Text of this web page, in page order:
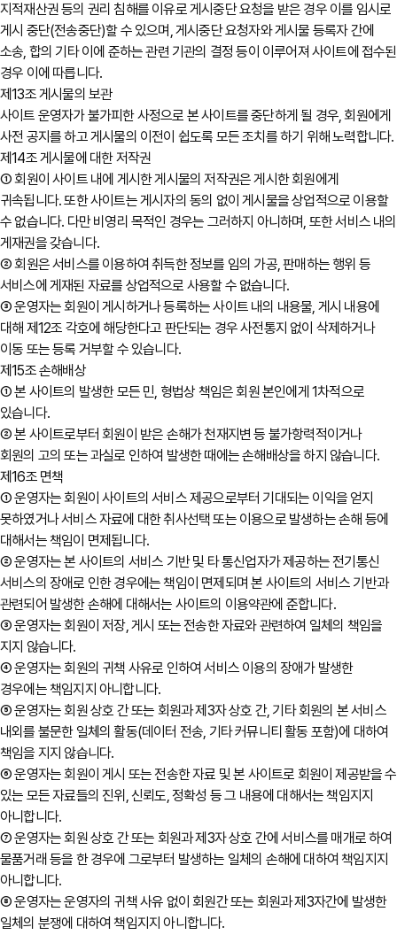
지적재산권 등의 권리 침해를 이유로 게시중단 요청을 받은 경우 이를 임시로
게시 중단(전송중단)할 수 있으며, 게시중단 요청자와 게시물 등록자 간에
소송, 합의 기타 이에 준하는 관련 기관의 결정 등이 이루어져 사이트에 접수된
경우 이에 따릅니다.
제13조 게시물의 보관
사이트 운영자가 불가피한 사정으로 본 사이트를 중단하게 될 경우, 회원에게
사전 공지를 하고 게시물의 이전이 쉽도록 모든 조치를 하기 위해 노력합니다.
제14조 게시물에 대한 저작권
① 회원이 사이트 내에 게시한 게시물의 저작권은 게시한 회원에게
귀속됩니다. 또한 사이트는 게시자의 동의 없이 게시물을 상업적으로 이용할
수 없습니다. 다만 비영리 목적인 경우는 그러하지 아니하며, 또한 서비스 내의
게재권을 갖습니다.
② 회원은 서비스를 이용하여 취득한 정보를 임의 가공, 판매하는 행위 등
서비스에 게재된 자료를 상업적으로 사용할 수 없습니다.
③ 운영자는 회원이 게시하거나 등록하는 사이트 내의 내용물, 게시 내용에
대해 제12조 각호에 해당한다고 판단되는 경우 사전통지 없이 삭제하거나
이동 또는 등록 거부할 수 있습니다.
제15조 손해배상
① 본 사이트의 발생한 모든 민, 형법상 책임은 회원 본인에게 1차적으로
있습니다.
② 본 사이트로부터 회원이 받은 손해가 천재지변 등 불가항력적이거나
회원의 고의 또는 과실로 인하여 발생한 때에는 손해배상을 하지 않습니다.
제16조 면책
① 운영자는 회원이 사이트의 서비스 제공으로부터 기대되는 이익을 얻지
못하였거나 서비스 자료에 대한 취사선택 또는 이용으로 발생하는 손해 등에
대해서는 책임이 면제됩니다.
② 운영자는 본 사이트의 서비스 기반 및 타 통신업자가 제공하는 전기통신
서비스의 장애로 인한 경우에는 책임이 면제되며 본 사이트의 서비스 기반과
관련되어 발생한 손해에 대해서는 사이트의 이용약관에 준합니다.
③ 운영자는 회원이 저장, 게시 또는 전송한 자료와 관련하여 일체의 책임을
지지 않습니다.
④ 운영자는 회원의 귀책 사유로 인하여 서비스 이용의 장애가 발생한
경우에는 책임지지 아니합니다.
⑤ 운영자는 회원 상호 간 또는 회원과 제3자 상호 간, 기타 회원의 본 서비스
내외를 불문한 일체의 활동(데이터 전송, 기타 커뮤니티 활동 포함)에 대하여
책임을 지지 않습니다.
⑥ 운영자는 회원이 게시 또는 전송한 자료 및 본 사이트로 회원이 제공받을 수
있는 모든 자료들의 진위, 신뢰도, 정확성 등 그 내용에 대해서는 책임지지
아니합니다.
⑦ 운영자는 회원 상호 간 또는 회원과 제3자 상호 간에 서비스를 매개로 하여
물품거래 등을 한 경우에 그로부터 발생하는 일체의 손해에 대하여 책임지지
아니합니다.
⑧ 운영자는 운영자의 귀책 사유 없이 회원간 또는 회원과 제3자간에 발생한
일체의 분쟁에 대하여 책임지지 아니합니다.